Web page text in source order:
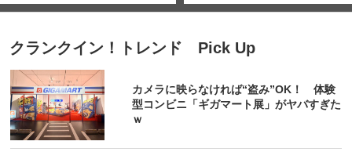
クランクイン！トレンド Pick Up
カメラに映らなければ“盗み”OK！ 体験
型コンビニ「ギガマート展」がヤバすぎた
ｗ